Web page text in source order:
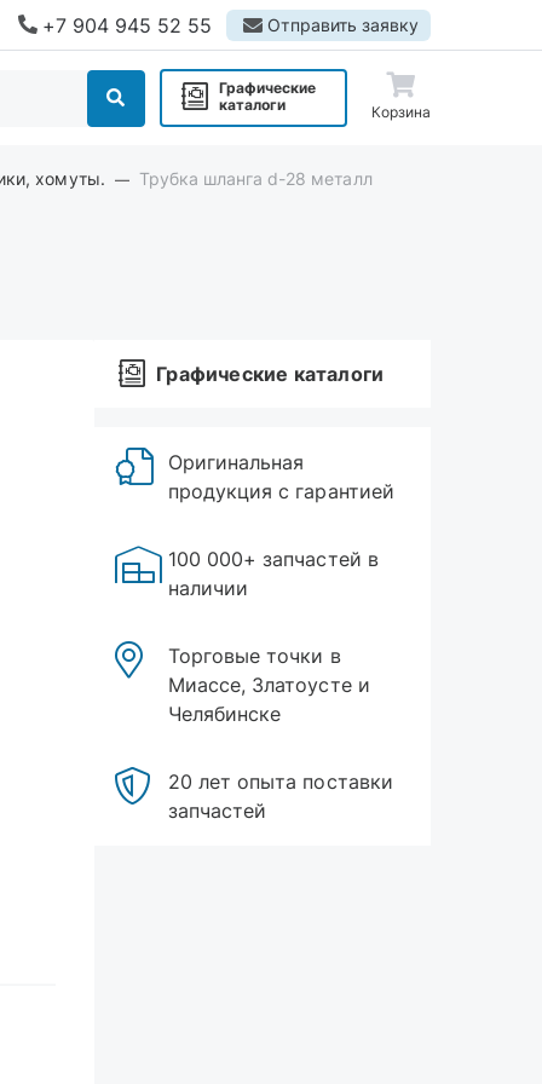
+7 904 945 52 55 Отправить заявку
Графические
каталоги
Корзина
хомуты. Трубка шланга d-28 металл
Графические каталоги
Оригинальная
продукция с гарантией
100 000+ запчастей в
наличии
Торговые точки в
Миассе, Златоусте и
Челябинске
20 лет опыта поставки
запчастей